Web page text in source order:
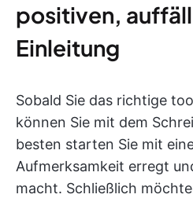
positiven,
Einleitung
Sobald Sie das richtige
können Sie mit dem
besten starten Sie mit
Aufmerksamkeit erregt
macht. Schließlich